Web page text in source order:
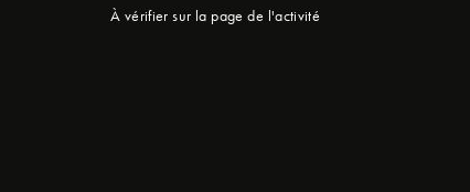
À vérifier sur la page de l'activité